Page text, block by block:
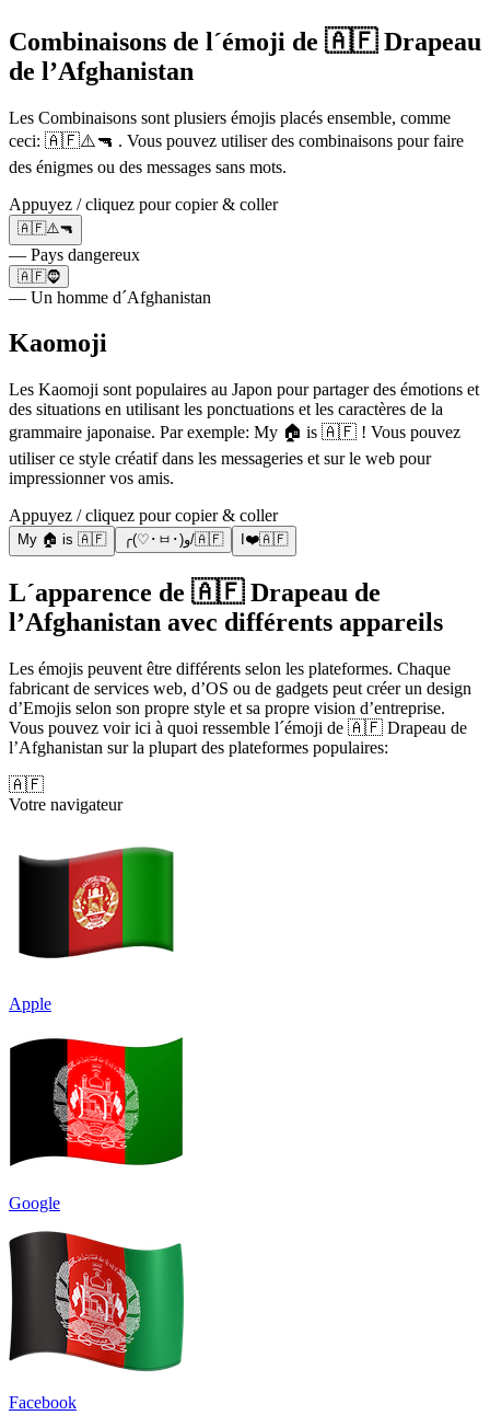
Combinaisons de l´émoji de 🇦🇫 Drapeau
de l’Afghanistan
Les Combinaisons sont plusiers émojis placés ensemble, comme
ceci: 🇦🇫⚠️🔫 . Vous pouvez utiliser des combinaisons pour faire
des énigmes ou des messages sans mots.
Appuyez / cliquez pour copier & coller
🇦🇫⚠️🔫
— Pays dangereux
🇦🇫🧔
— Un homme d´Afghanistan
Kaomoji
Les Kaomoji sont populaires au Japon pour partager des émotions et
des situations en utilisant les ponctuations et les caractères de la
grammaire japonaise. Par exemple: My 🏠 is 🇦🇫 ! Vous pouvez
utiliser ce style créatif dans les messageries et sur le web pour
impressionner vos amis.
Appuyez / cliquez pour copier & coller
My 🏠 is 🇦🇫 ╭(♡･ㅂ･)و/🇦🇫 I❤️🇦🇫
L´apparence de 🇦🇫 Drapeau de
l’Afghanistan avec différents appareils
Les émojis peuvent être différents selon les plateformes. Chaque
fabricant de services web, d’OS ou de gadgets peut créer un design
d’Emojis selon son propre style et sa propre vision d’entreprise.
Vous pouvez voir ici à quoi ressemble l´émoji de 🇦🇫 Drapeau de
l’Afghanistan sur la plupart des plateformes populaires:
🇦🇫
Votre navigateur
Apple
Google
Facebook